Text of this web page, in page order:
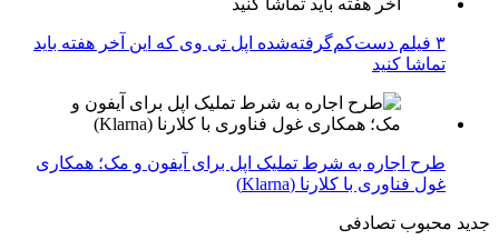
۳ فیلم دست‌کم‌گرفته‌شده اپل تی وی که این آخر هفته باید
تماشا کنید
طرح اجاره به شرط تملیک اپل برای آیفون و مک؛ همکاری
غول فناوری با کلارنا (Klarna)
جدید محبوب تصادفی